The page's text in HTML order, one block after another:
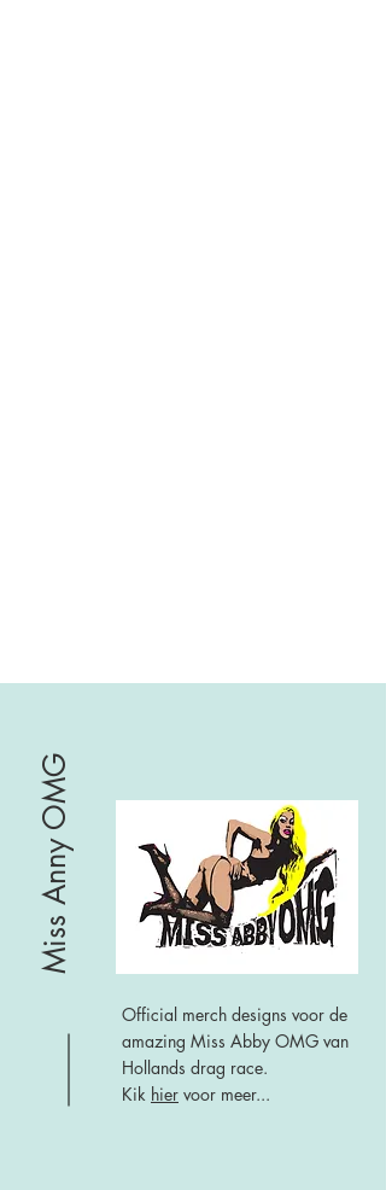
Miss Anny OMG
Official merch designs voor de
amazing Miss Abby OMG van
Hollands drag race.
Kik hier voor meer...